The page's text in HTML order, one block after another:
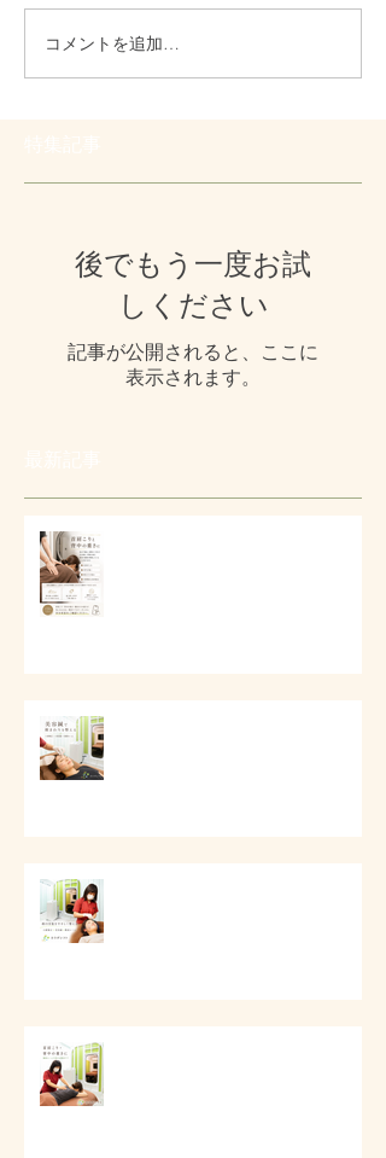
コメントを追加…
後でもう一度お試
しください
記事が公開されると、ここに
表示されます。